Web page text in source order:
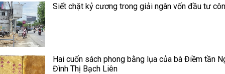
Siết chặt kỷ cương trong giải ngân vốn đầu tư
Hai cuốn sách phong bằng lụa của bà Điềm tần
Đình Thị Bạch Liên